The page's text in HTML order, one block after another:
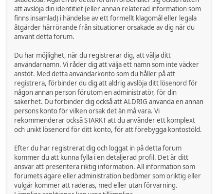
att avslöja din identitiet (eller annan relaterad information som
finns insamlad) i händelse av ett formellt klagomål eller legala
åtgärder härrörande från situationer orsakade av dig när du
använt detta forum.
Du har möjlighet, när du registrerar dig, att välja ditt
användarnamn. Vi råder dig att välja ett namn som inte väcker
anstöt. Med detta användarkonto som du håller på att
registrera, förbinder du dig att aldrig avslöja ditt lösenord för
någon annan person förutom en administratör, för din
säkerhet. Du förbinder dig också att ALDRIG använda en annan
persons konto för vilken orsak det än må vara. Vi
rekommenderar också STARKT att du använder ett komplext
och unikt lösenord för ditt konto, för att förebygga kontostöld.
Efter du har registrerat dig och loggat in på detta forum
kommer du att kunna fylla i en detaljerad profil. Det är ditt
ansvar att presentera riktig information. All information som
forumets ägare eller administration bedömer som oriktig eller
vulgär kommer att raderas, med eller utan förvarning.